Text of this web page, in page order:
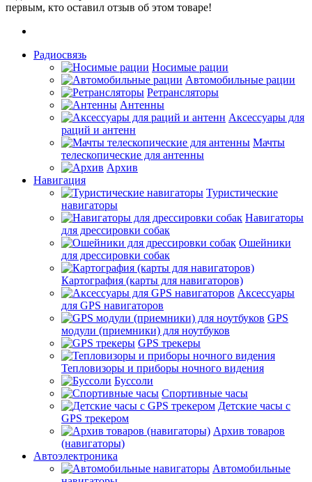
первым, кто оставил отзыв об этом товаре!
Радиосвязь
Носимые рации
Автомобильные рации
Ретрансляторы
Антенны
Аксессуары для
раций и антенн
Мачты
телескопические для антенны
Архив
Навигация
Туристические
навигаторы
Навигаторы
для дрессировки собак
Ошейники
для дрессировки собак
Картография (карты для навигаторов)
Аксессуары
для GPS навигаторов
GPS
модули (приемники) для ноутбуков
GPS трекеры
Тепловизоры и приборы ночного видения
Буссоли
Спортивные часы
Детские часы с
GPS трекером
Архив товаров
(навигаторы)
Автоэлектроника
Автомобильные